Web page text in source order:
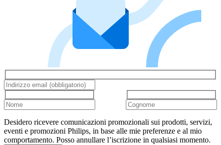
Desidero ricevere comunicazioni promozionali sui prodotti, servizi,
eventi e promozioni Philips, in base alle mie preferenze e al mio
comportamento. Posso annullare l’iscrizione in qualsiasi momento.